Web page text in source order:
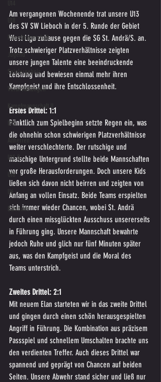
Kampfmannschaft
Jugend
Spielergebnis
Veranstaltungen
Kampfmannschaft II
U15
Altherren
U15 B
U16
U6
Bambinis
Am vergangenen Wochenende trat unsere U13
des SV SW Lieboch in der 5. Runde der Gebiet
West Liga zuhause gegen die SG St. Andrä/S. an.
Trotz schwieriger Platzverhältnisse zeigten
unsere jungen Talente eine beeindruckende
Leistung und bewiesen einmal mehr ihren
Kampfgeist und ihre Entschlossenheit.
Erstes Drittel: 1:1
Pünktlich zum Spielbeginn setzte Regen ein, was
die ohnehin schon schwierigen Platzverhältnisse
weiter verschlechterte. Der rutschige und
matschige Untergrund stellte beide Mannschaften
vor große Herausforderungen. Doch unsere Kids
ließen sich davon nicht beirren und zeigten von
Anfang an vollen Einsatz. Beide Teams erspielten
sich immer wieder Chancen, wobei St. Andrä
durch einen missglückten Ausschuss unsererseits
in Führung ging. Unsere Mannschaft bewahrte
jedoch Ruhe und glich nur fünf Minuten später
aus, was den Kampfgeist und die Moral des
Teams unterstrich.
Zweites Drittel: 2:1
Mit neuem Elan starteten wir in das zweite Drittel
und gingen durch einen schön herausgespielten
Angriff in Führung. Die Kombination aus präzisem
Passspiel und schnellem Umschalten brachte uns
den verdienten Treffer. Auch dieses Drittel war
spannend und geprägt von Chancen auf beiden
Seiten. Unsere Abwehr stand sicher und ließ nur